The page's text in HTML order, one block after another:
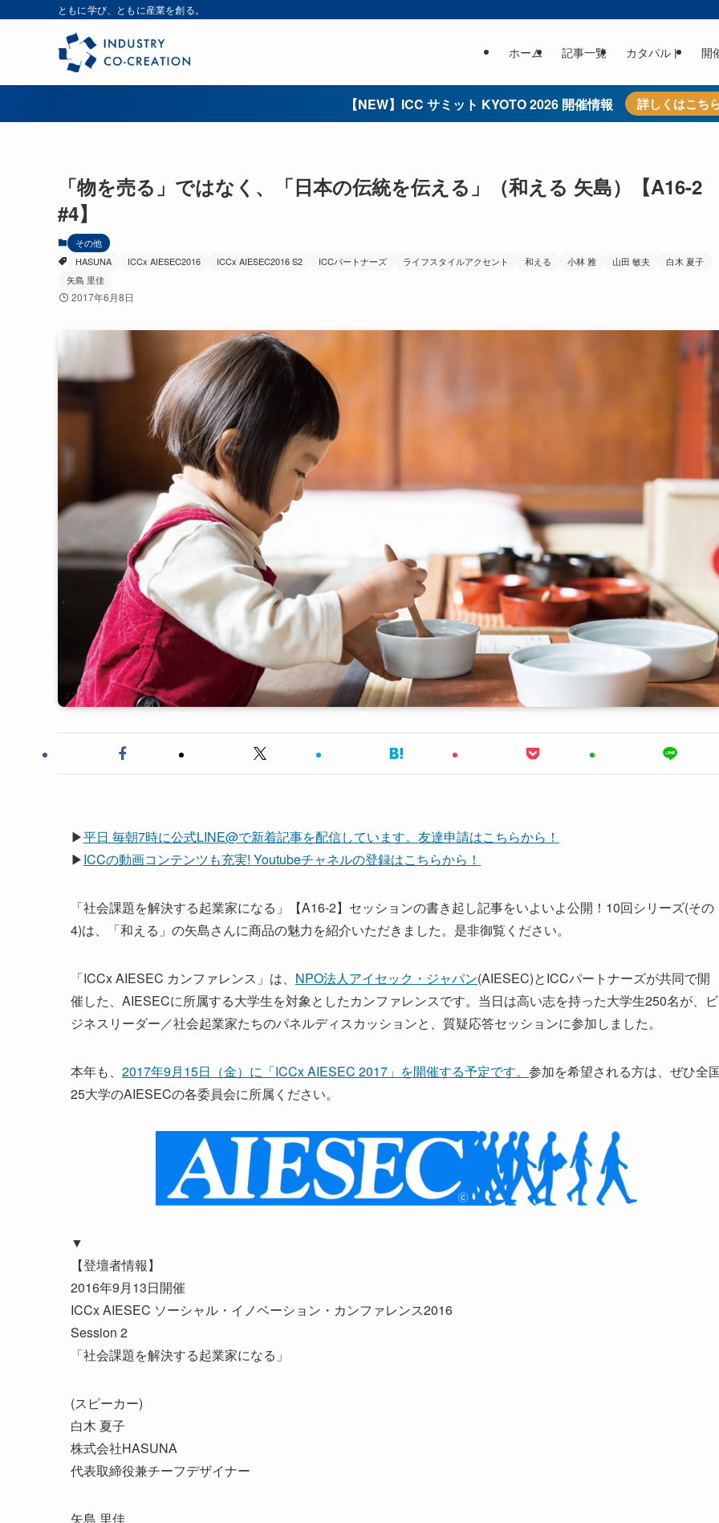
ともに学び、ともに産業を創る。
ホーム 記事一覧 カタパルト 開
【NEW】ICC サミット KYOTO 2026 開催情報 詳しくはこち
「物を売る」ではなく、「日本の伝統を伝える」（和える 矢島）【A16-2
#4】
その他
HASUNA
ICCx AIESEC2016 ICCx AIESEC2016 S2 ICCパートナーズ ライフスタイルアクセント 和える 小林 雅 山田 敏夫
白木 夏子
矢島 里佳
2017年6月8日
▶平日 毎朝7時に公式LINE@で新着記事を配信しています。友達申請はこちらから！
▶ICCの動画コンテンツも充実! Youtubeチャネルの登録はこちらから！
「社会課題を解決する起業家になる」【A16-2】セッションの書き起し記事をいよいよ公開！10回シリーズ(その
4)は、「和える」の矢島さんに商品の魅力を紹介いただきました。是非御覧ください。
「ICCx AIESEC カンファレンス」は、 NPO法人アイセック・ジャパン(AIESEC)とICCパートナーズが共同で開
催した、AIESECに所属する大学生を対象としたカンファレンスです。当日は高い志を持った大学生250名が、ビ
ジネスリーダー／社会起業家たちのパネルディスカッションと、質疑応答セッションに参加しました。
本年も、 2017年9月15日（金）に「ICCx AIESEC 2017」を開催する予定です。 参加を希望される方は、ぜひ全
25大学のAIESECの各委員会に所属ください。
▼
【登壇者情報】
2016年9月13日開催
ICCx AIESEC ソーシャル・イノベーション・カンファレンス2016
Session 2
「社会課題を解決する起業家になる」
(スピーカー)
白木 夏子
株式会社HASUNA
代表取締役兼チーフデザイナー
矢島 里佳